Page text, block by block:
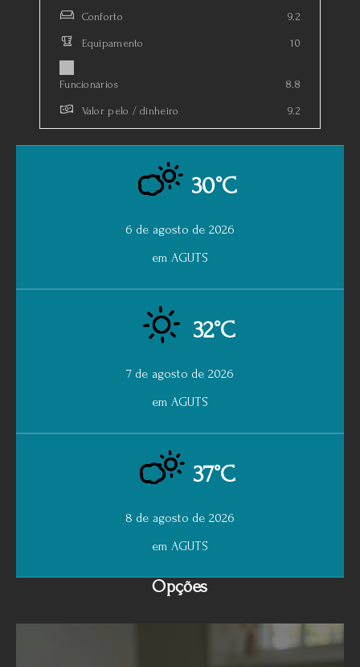
Conforto 9.2
Equipamento 10
Funcionários 8.8
Valor pelo / dinheiro 9.2
30°C
6 de agosto de 2026
em AGUTS
32°C
7 de agosto de 2026
em AGUTS
37°C
8 de agosto de 2026
em AGUTS
Opções